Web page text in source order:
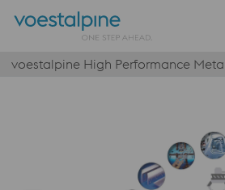
voestalpine High Performance